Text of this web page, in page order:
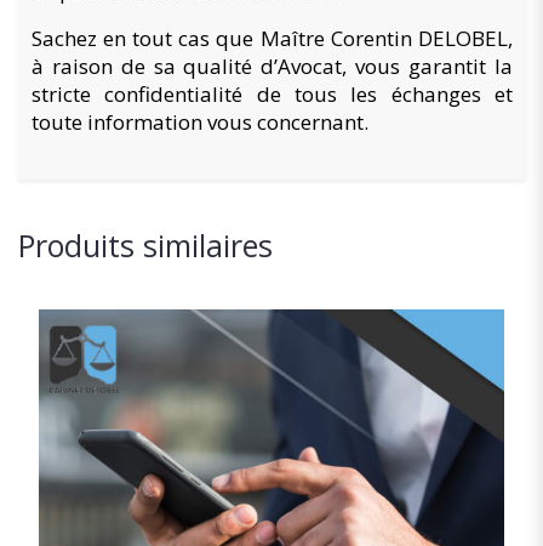
Sachez en tout cas que Maître Corentin DELOBEL,
à raison de sa qualité d’Avocat, vous garantit la
stricte confidentialité de tous les échanges et
toute information vous concernant.
Produits similaires